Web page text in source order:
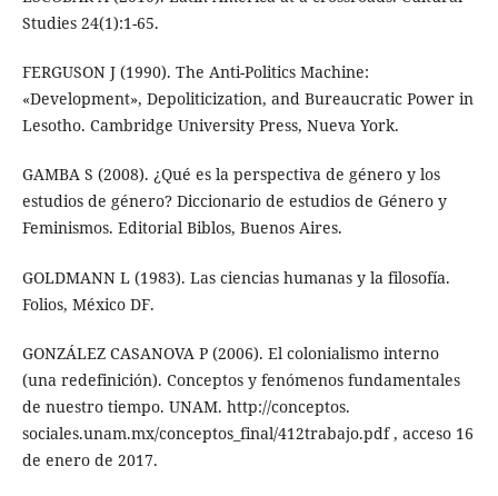
Studies 24(1):1-65.
FERGUSON J (1990). The Anti-Politics Machine:
«Development», Depoliticization, and Bureaucratic Power in
Lesotho. Cambridge University Press, Nueva York.
GAMBA S (2008). ¿Qué es la perspectiva de género y los
estudios de género? Diccionario de estudios de Género y
Feminismos. Editorial Biblos, Buenos Aires.
GOLDMANN L (1983). Las ciencias humanas y la filosofía.
Folios, México DF.
GONZÁLEZ CASANOVA P (2006). El colonialismo interno
(una redefinición). Conceptos y fenómenos fundamentales
de nuestro tiempo. UNAM. http://conceptos.
sociales.unam.mx/conceptos_final/412trabajo.pdf , acceso 16
de enero de 2017.